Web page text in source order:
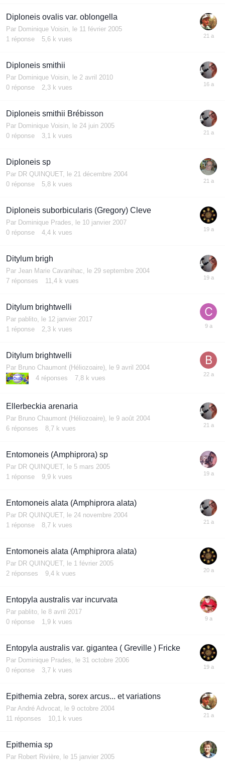
Diploneis ovalis var. oblongella
Par Dominique Voisin
le 11 février 2005
1 réponse 5,6 k vues
Diploneis smithii
Par Dominique Voisin
le 2 avril 2010
0 réponse 2,3 k vues
Diploneis smithii Brébisson
Par Dominique Voisin
le 24 juin 2005
0 réponse 3,1 k vues
Diploneis sp
Par DR QUINQUET,
le 21 décembre 2004
0 réponse 5,8 k vues
Diploneis suborbicularis (Gregory) Cleve
Par Dominique Prades
le 10 janvier 2007
0 réponse 4,4 k vues
Ditylum brigh
Par Jean Marie Cavanihac
le 29 septembre 2004
7 réponses 11,4 k vues
Ditylum brightwelli
Par pablito
le 12 janvier 2017
1 réponse 2,3 k vues
Ditylum brightwelli
Par Bruno Chaumont (Héliozoaire)
le 9 avril 2004
4 réponses 7,8 k vues
Ellerbeckia arenaria
Par Bruno Chaumont (Héliozoaire) le 9 août 2004
6 réponses 8,7 k vues
Entomoneis (Amphiprora) sp
Par DR QUINQUET, le 5 mars 2005
1 réponse 9,9 k vues
Entomoneis alata (Amphiprora alata)
Par DR QUINQUET, le 24 novembre 2004
1 réponse 8,7 k vues
Entomoneis alata (Amphiprora alata)
Par DR QUINQUET, le 1 février 2005
2 réponses 9,4 k vues
Entopyla australis var incurvata
Par pablito le 8 avril 2017
0 réponse 1,9 k vues
Entopyla australis var. gigantea ( Greville ) Fricke
Par Dominique Prades
le 31 octobre 2006
0 réponse 3,7 k vues
Epithemia zebra, sorex arcus... et variations
Par André Advocat
le 9 octobre 2004
11 réponses 10,1 k vues
Epithemia sp
Par Robert Rivière le 15 janvier 2005